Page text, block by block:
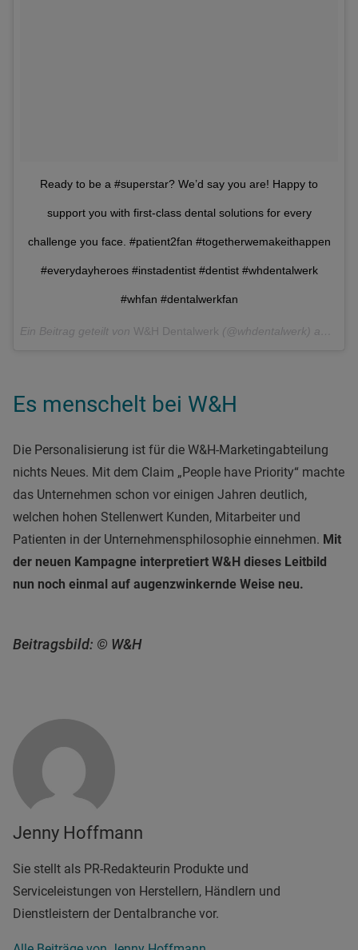
Ready to be a #superstar? We’d say you are! Happy to
support you with first-class dental solutions for every
challenge you face. #patient2fan #togetherwemakeithappen
#everydayheroes #instadentist #dentist #whdentalwerk
#whfan #dentalwerkfan
Ein Beitrag geteilt von W&H Dentalwerk (@whdentalwerk) am
Es menschelt bei W&H
Die Personalisierung ist für die W&H-Marketingabteilung
nichts Neues. Mit dem Claim „People have Priority“ machte
das Unternehmen schon vor einigen Jahren deutlich,
welchen hohen Stellenwert Kunden, Mitarbeiter und
Patienten in der Unternehmensphilosophie einnehmen. Mit
der neuen Kampagne interpretiert W&H dieses Leitbild
nun noch einmal auf augenzwinkernde Weise neu.
Beitragsbild: © W&H
Jenny Hoffmann
Sie stellt als PR-Redakteurin Produkte und
Serviceleistungen von Herstellern, Händlern und
Dienstleistern der Dentalbranche vor.